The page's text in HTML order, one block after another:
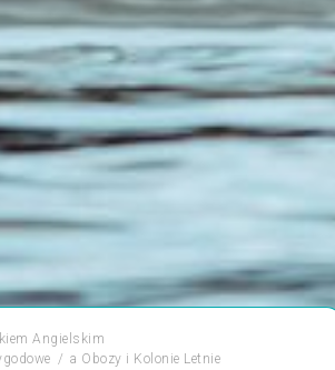
Angielskim
a Obozy i Kolonie Letnie